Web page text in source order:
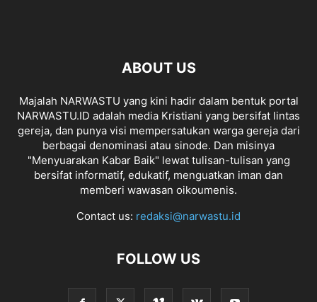
ABOUT US
Majalah NARWASTU yang kini hadir dalam bentuk portal
NARWASTU.ID adalah media Kristiani yang bersifat lintas
gereja, dan punya visi mempersatukan warga gereja dari
berbagai denominasi atau sinode. Dan misinya
"Menyuarakan Kabar Baik" lewat tulisan-tulisan yang
bersifat informatif, edukatif, menguatkan iman dan
memberi wawasan oikoumenis.
Contact us: redaksi@narwastu.id
FOLLOW US